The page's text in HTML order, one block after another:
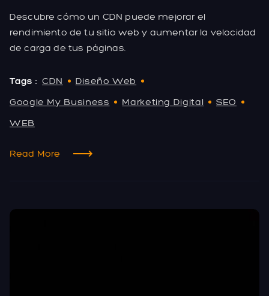
Descubre cómo un CDN puede mejorar el
rendimiento de tu sitio web y aumentar la velocidad
de carga de tus páginas.
Tags : CDN
Diseño Web
Google My Business
Marketing Digital
SEO
WEB
Read More